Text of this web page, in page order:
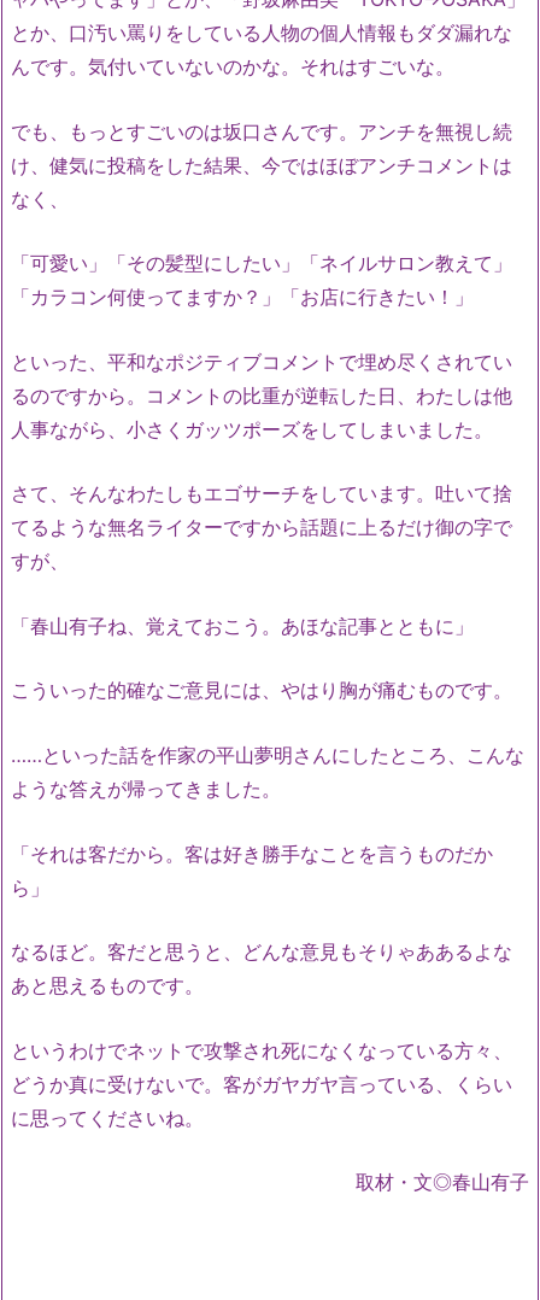
とか、口汚い罵りをしている人物の個人情報もダダ漏れな
んです。気付いていないのかな。それはすごいな。
でも、もっとすごいのは坂口さんです。アンチを無視し続
け、健気に投稿をした結果、今ではほぼアンチコメントは
なく、
「可愛い」「その髪型にしたい」「ネイルサロン教えて」
「カラコン何使ってますか？」「お店に行きたい！」
といった、平和なポジティブコメントで埋め尽くされてい
るのですから。コメントの比重が逆転した日、わたしは他
人事ながら、小さくガッツポーズをしてしまいました。
さて、そんなわたしもエゴサーチをしています。吐いて捨
てるような無名ライターですから話題に上るだけ御の字で
すが、
「春山有子ね、覚えておこう。あほな記事とともに」
こういった的確なご意見には、やはり胸が痛むものです。
……といった話を作家の平山夢明さんにしたところ、こんな
ような答えが帰ってきました。
「それは客だから。客は好き勝手なことを言うものだか
ら」
なるほど。客だと思うと、どんな意見もそりゃああるよな
あと思えるものです。
というわけでネットで攻撃され死になくなっている方々、
どうか真に受けないで。客がガヤガヤ言っている、くらい
に思ってくださいね。
取材・文◎春山有子